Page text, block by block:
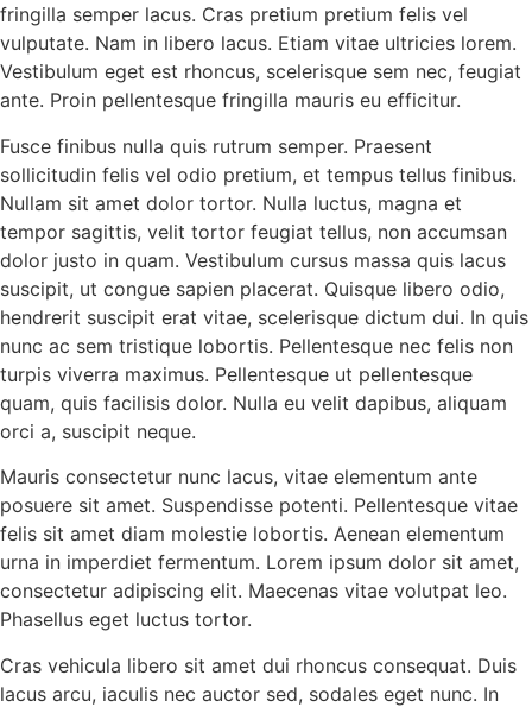
fringilla semper lacus. Cras pretium pretium felis vel
vulputate. Nam in libero lacus. Etiam vitae ultricies lorem.
Vestibulum eget est rhoncus, scelerisque sem nec, feugiat
ante. Proin pellentesque fringilla mauris eu efficitur.
Fusce finibus nulla quis rutrum semper. Praesent
sollicitudin felis vel odio pretium, et tempus tellus finibus.
Nullam sit amet dolor tortor. Nulla luctus, magna et
tempor sagittis, velit tortor feugiat tellus, non accumsan
dolor justo in quam. Vestibulum cursus massa quis lacus
suscipit, ut congue sapien placerat. Quisque libero odio,
hendrerit suscipit erat vitae, scelerisque dictum dui. In quis
nunc ac sem tristique lobortis. Pellentesque nec felis non
turpis viverra maximus. Pellentesque ut pellentesque
quam, quis facilisis dolor. Nulla eu velit dapibus, aliquam
orci a, suscipit neque.
Mauris consectetur nunc lacus, vitae elementum ante
posuere sit amet. Suspendisse potenti. Pellentesque vitae
felis sit amet diam molestie lobortis. Aenean elementum
urna in imperdiet fermentum. Lorem ipsum dolor sit amet,
consectetur adipiscing elit. Maecenas vitae volutpat leo.
Phasellus eget luctus tortor.
Cras vehicula libero sit amet dui rhoncus consequat. Duis
lacus arcu, iaculis nec auctor sed, sodales eget nunc. In